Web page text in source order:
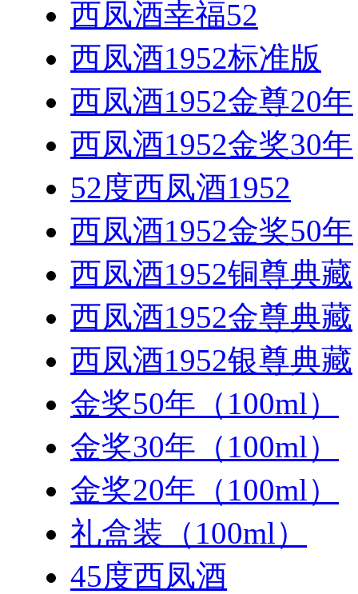
西凤酒幸福52
西凤酒1952标准版
西凤酒1952金尊20年
西凤酒1952金奖30年
52度西凤酒1952
西凤酒1952金奖50年
西凤酒1952铜尊典藏
西凤酒1952金尊典藏
西凤酒1952银尊典藏
金奖50年（100ml）
金奖30年（100ml）
金奖20年（100ml）
礼盒装（100ml）
45度西凤酒